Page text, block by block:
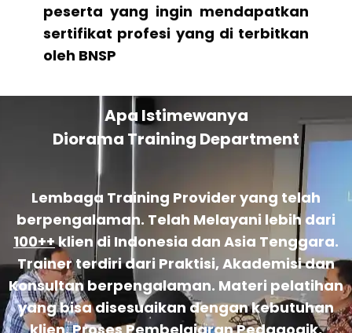
peserta yang ingin mendapatkan
sertifikat profesi yang di terbitkan
oleh BNSP
Apa Istimewanya
Diorama Training Department
Lembaga Training Provider yang telah
berpengalaman. Telah Melayani lebih dari
100++klien di Indonesia dan Asia Tenggara.
Trainer terdiri dari Praktisi, Akademisi dan
Konsultan berpengalaman. Materi pelatihan
yang bisa disesuaikan dengan kebutuhan